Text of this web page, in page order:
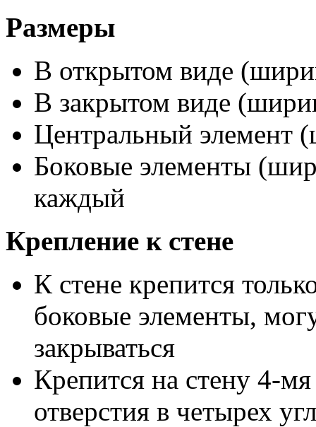
Размеры
В открытом виде
В закрытом виде
Центральный элемент
Боковые элементы
каждый
Крепление к стене
К стене крепится
боковые элементы,
закрываться
Крепится на стену 4-
отверстия в четырех